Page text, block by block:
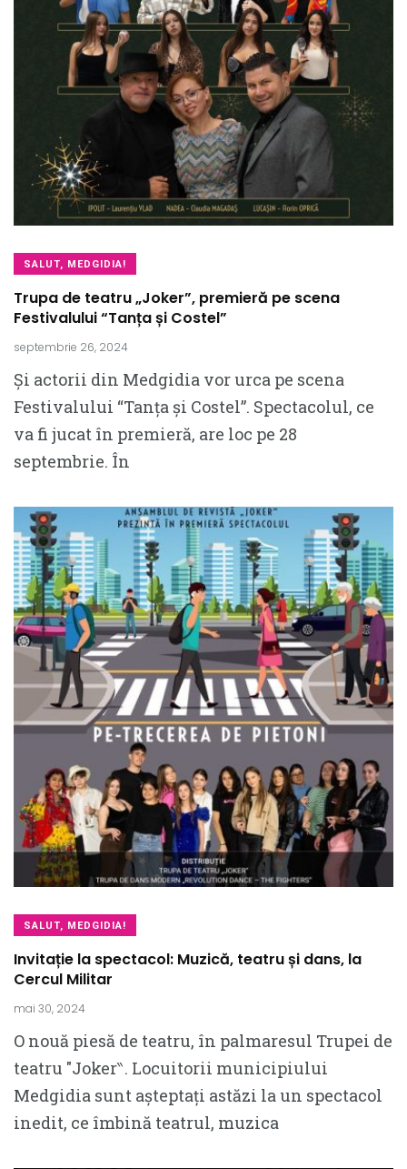
SALUT, MEDGIDIA!
Trupa de teatru „Joker”, premieră pe scena
Festivalului “Tanța și Costel”
septembrie 26, 2024
Și actorii din Medgidia vor urca pe scena
Festivalului “Tanța și Costel”. Spectacolul, ce
va fi jucat în premieră, are loc pe 28
septembrie. În
SALUT, MEDGIDIA!
Invitație la spectacol: Muzică, teatru și dans, la
Cercul Militar
mai 30, 2024
O nouă piesă de teatru, în palmaresul Trupei de
teatru ″Joker‶. Locuitorii municipiului
Medgidia sunt așteptați astăzi la un spectacol
inedit, ce îmbină teatrul, muzica